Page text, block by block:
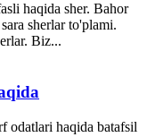
haqida sher. Bahor
sherlar to'plami.
Biz...
odatlari haqida batafsil